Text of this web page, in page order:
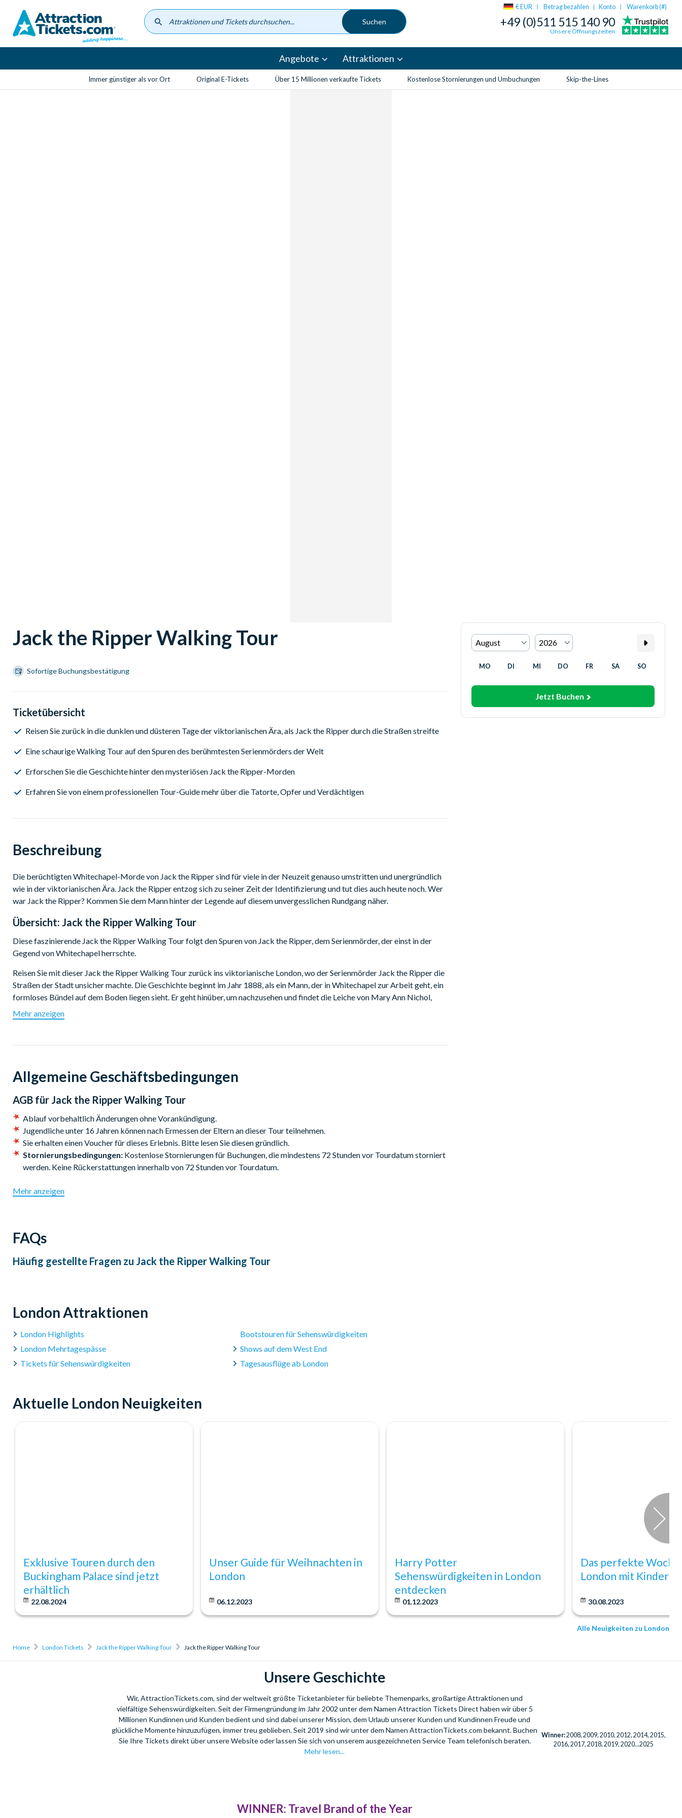
content
€ EUR Betrag bezahlen | Konto Warenkorb (#)
+49 (0)511 515 140 90
Unsere Öffnungszeiten
Angebote Attraktionen
Immer günstiger als vor Ort Original E-Tickets Über 15 Millionen verkaufte Tickets Kostenlose Stornierungen und Umbuchungen Skip-the-Lines
Jack the Ripper Walking Tour
Sofortige Buchungsbestätigung
Ticketübersicht
Reisen Sie zurück in die dunklen und düsteren Tage der viktorianischen Ära, als Jack the Ripper durch die Straßen streifte
Eine schaurige Walking Tour auf den Spuren des berühmtesten Serienmörders der Welt
Erforschen Sie die Geschichte hinter den mysteriösen Jack the Ripper-Morden
Erfahren Sie von einem professionellen Tour-Guide mehr über die Tatorte, Opfer und Verdächtigen
MO DI MI DO FR SA SO
Jetzt Buchen
Beschreibung
Die berüchtigten Whitechapel-Morde von Jack the Ripper sind für viele in der Neuzeit genauso umstritten und unergründlich
wie in der viktorianischen Ära. Jack the Ripper entzog sich zu seiner Zeit der Identifizierung und tut dies auch heute noch. Wer
war Jack the Ripper? Kommen Sie dem Mann hinter der Legende auf diesem unvergesslichen Rundgang näher.
Übersicht: Jack the Ripper Walking Tour
Diese faszinierende Jack the Ripper Walking Tour folgt den Spuren von Jack the Ripper, dem Serienmörder, der einst in der
Gegend von Whitechapel herrschte.
Reisen Sie mit dieser Jack the Ripper Walking Tour zurück ins viktorianische London, wo der Serienmörder Jack the Ripper die
Straßen der Stadt unsicher machte. Die Geschichte beginnt im Jahr 1888, als ein Mann, der in Whitechapel zur Arbeit geht, ein
formloses Bündel auf dem Boden liegen sieht. Er geht hinüber, um nachzusehen und findet die Leiche von Mary Ann Nichol,
ermordet auf grausamste Weise. Dies war der erste von vielen Morden und löste eine der berühmtesten Menschenjagden der
Welt aus.
ermordet wurden.
Weiter geht es zur Goulston Street, wo der wohl wichtigste Hinweis zur Lösung des Falles Jack the Ripper zu finden ist.
verstümmelte Leiche von Anne Chapman gefunden wurde.
Spielen Sie Detektiv während dieser interessanten und doch morbiden Wanderung: Wer war Jack the Ripper? Entdecken Sie
die Opfer, Verdächtigen und die Geschichte hinter dem unbekannten Mörder auf diesem unheilvollen und unterhaltsamen
Rundgang.
Beginn der Tour:
1.5 Stunden.
Mehr anzeigen
Allgemeine Geschäftsbedingungen
AGB für Jack the Ripper Walking Tour
Ablauf vorbehaltlich Änderungen ohne Vorankündigung.
Jugendliche unter 16 Jahren können nach Ermessen der Eltern an dieser Tour teilnehmen.
Sie erhalten einen Voucher für dieses Erlebnis. Bitte lesen Sie diesen gründlich.
Stornierungsbedingungen: Kostenlose Stornierungen für Buchungen, die mindestens 72 Stunden vor Tourdatum storniert
werden. Keine Rückerstattungen innerhalb von 72 Stunden vor Tourdatum.
Mehr anzeigen
FAQs
Häufig gestellte Fragen zu Jack the Ripper Walking Tour
London Attraktionen
London Highlights
London Mehrtagespässe
Tickets für Sehenswürdigkeiten
Bootstouren für Sehenswürdigkeiten
Shows auf dem West End
Tagesausflüge ab London
Aktuelle London Neuigkeiten
Exklusive Touren durch den
Buckingham Palace sind jetzt
erhältlich
22.08.2024
Unser Guide für Weihnachten in
London
06.12.2023
Harry Potter
Sehenswürdigkeiten in London
entdecken
01.12.2023
Das perfekte
London mit Kindern
30.08.2023
Alle Neuigkeiten zu London
Home London Tickets Jack the Ripper Walking Tour Jack the Ripper Walking Tour
Unsere Geschichte
Wir, AttractionTickets.com, sind der weltweit größte Ticketanbieter für beliebte Themenparks, großartige Attraktionen und
vielfältige Sehenswürdigkeiten. Seit der Firmengründung im Jahr 2002 unter dem Namen Attraction Tickets Direct haben wir über 5
Millionen Kundinnen und Kunden bedient und sind dabei unserer Mission, dem Urlaub unserer Kunden und Kundinnen Freude und
glückliche Momente hinzuzufügen, immer treu geblieben. Seit 2019 sind wir unter dem Namen AttractionTickets.com bekannt. Buchen
Sie Ihre Tickets direkt über unsere Website oder lassen Sie sich von unserem ausgezeichneten Service Team telefonisch beraten.
Mehr lesen...
WINNER: Travel Brand of the Year
Winner:2008, 2009, 2010, 2012, 2014, 2015,
2016, 2017, 2018, 2019, 2020...2025